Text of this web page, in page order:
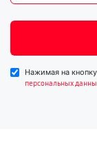
Нажимая на
персональных